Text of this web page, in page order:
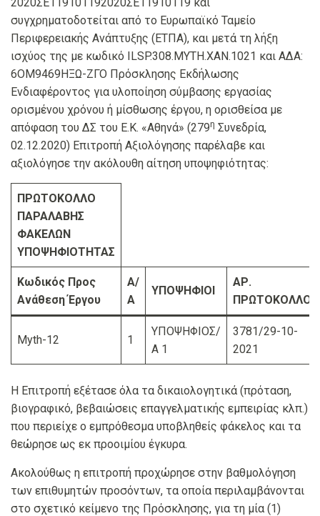
συγχρηματοδοτείται από το Ευρωπαϊκό Ταμείο
Περιφερειακής Ανάπτυξης (ΕΤΠΑ), και μετά τη λήξη
ισχύος της με κωδικό ILSP.308.MYTH.XAN.1021 και ΑΔΑ:
6ΟΜ9469ΗΞΩ-ΖΓΟ Πρόσκλησης Εκδήλωσης
Ενδιαφέροντος για υλοποίηση σύμβασης εργασίας
ορισμένου χρόνου ή μίσθωσης έργου, η ορισθείσα με
απόφαση του ΔΣ του Ε.Κ. «Αθηνά» (279η Συνεδρία,
02.12.2020) Επιτροπή Αξιολόγησης παρέλαβε και
αξιολόγησε την ακόλουθη αίτηση υποψηφιότητας:
ΠΡΩΤΟΚΟΛΛΟ
ΠΑΡΑΛΑΒΗΣ
ΦΑΚΕΛΩΝ
ΥΠΟΨΗΦΙΟΤΗΤΑΣ
Κωδικός Προς
Ανάθεση Έργου
Α/
Α
ΥΠΟΨΗΦΙΟΙ
ΑΡ.
ΠΡΩΤΟΚΟΛΛΟΥ
Myth-12 1
ΥΠΟΨΗΦΙΟΣ/
Α 1
3781/29-10-
2021
Η Επιτροπή εξέτασε όλα τα δικαιολογητικά (πρόταση,
βιογραφικό, βεβαιώσεις επαγγελματικής εμπειρίας κλπ.)
που περιείχε ο εμπρόθεσμα υποβληθείς φάκελος και τα
θεώρησε ως εκ προοιμίου έγκυρα.
Ακολούθως η επιτροπή προχώρησε στην βαθμολόγηση
των επιθυμητών προσόντων, τα οποία περιλαμβάνονται
στο σχετικό κείμενο της Πρόσκλησης, για τη μία (1)